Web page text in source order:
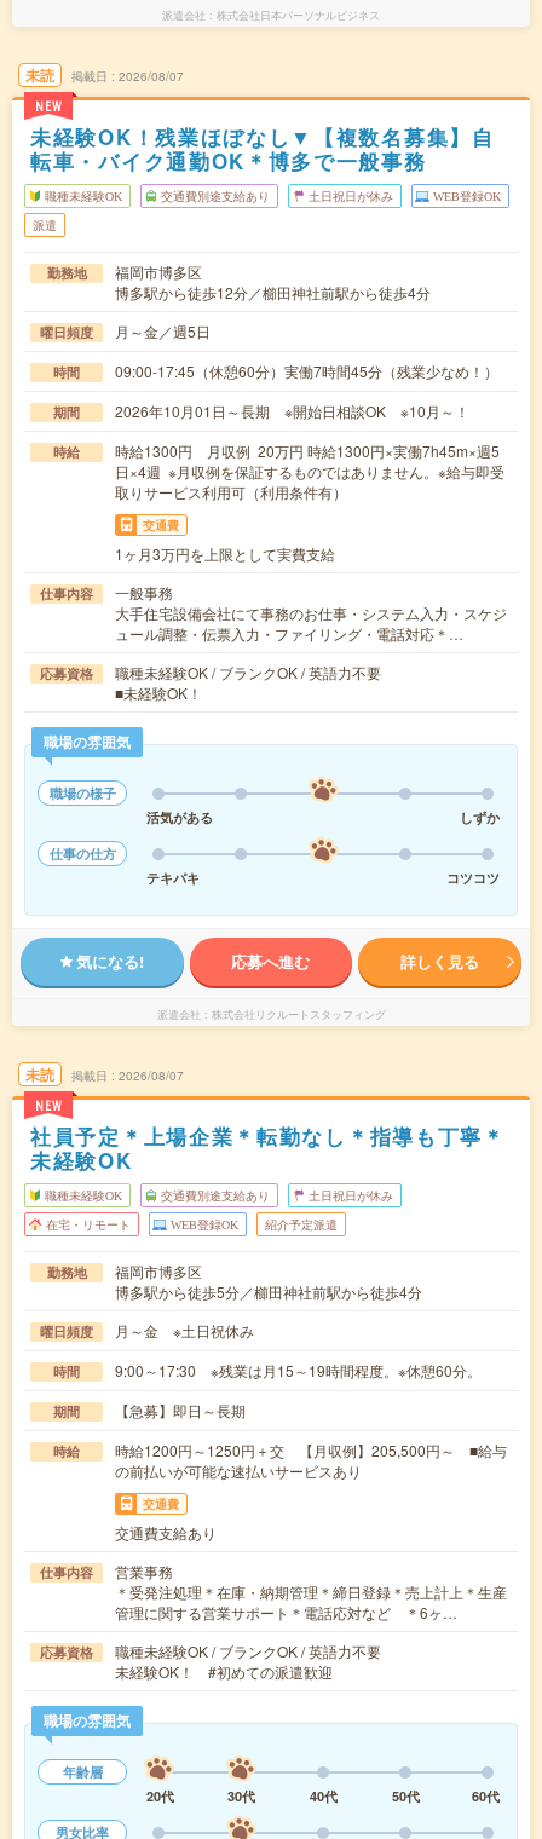
派遣会社 株式会社日本パーソナルビジネス
未読
NEW
掲載日 2026/08/07
未経験OK！残業ほぼなし▼【複数名募集】自
転車・バイク通勤OK＊博多で一般事務
職種未経験OK 交通費別途支給あり 土日祝日が休み WEB登録OK
派遣
勤務地
福岡市博多区
博多駅から徒歩12分／櫛田神社前駅から徒歩4分
曜日頻度 月～金／週5日
時間 09:00-17:45（休憩60分）実働7時間45分（残業少なめ！）
期間 2026年10月01日～長期 ※開始日相談OK ※10月～！
時給
時給1300円 月収例 20万円 時給1300円×実働7h45m×週5
日×4週 ※月収例を保証するものではありません。※給与即受
取りサービス利用可（利用条件有）
交通費
1ヶ月3万円を上限として実費支給
仕事内容
一般事務
大手住宅設備会社にて事務のお仕事・システム入力・スケジ
ュール調整・伝票入力・ファイリング・電話対応＊…
応募資格
職種未経験OK / ブランクOK / 英語力不要
■未経験OK！
職場の雰囲気
職場の様子
活気がある
しずか
仕事の仕方
テキパキ
コツコツ
気になる! 応募へ進む 詳しく見る
派遣会社 株式会社リクルートスタッフィング
未読
NEW
掲載日 2026/08/07
社員予定＊上場企業＊転勤なし＊指導も丁寧＊
未経験OK
職種未経験OK 交通費別途支給あり 土日祝日が休み
在宅・リモート WEB登録OK 紹介予定派遣
勤務地
福岡市博多区
博多駅から徒歩5分／櫛田神社前駅から徒歩4分
曜日頻度 月～金 ※土日祝休み
時間 9:00～17:30 ※残業は月15～19時間程度。※休憩60分。
期間 【急募】即日～長期
時給
時給1200円～1250円＋交 【月収例】205,500円～ ■給与
の前払いが可能な速払いサービスあり
交通費
交通費支給あり
仕事内容
営業事務
＊受発注処理＊在庫・納期管理＊締日登録＊売上計上＊生産
管理に関する営業サポート＊電話応対など ＊6ヶ…
応募資格
職種未経験OK / ブランクOK / 英語力不要
未経験OK！ #初めての派遣歓迎
職場の雰囲気
年齢層
20代
30代 40代 50代
60代
男女比率